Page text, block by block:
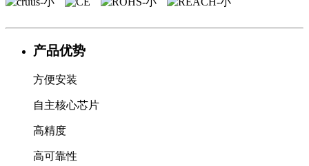
产品优势
方便安装
自主核心芯片
高精度
高可靠性